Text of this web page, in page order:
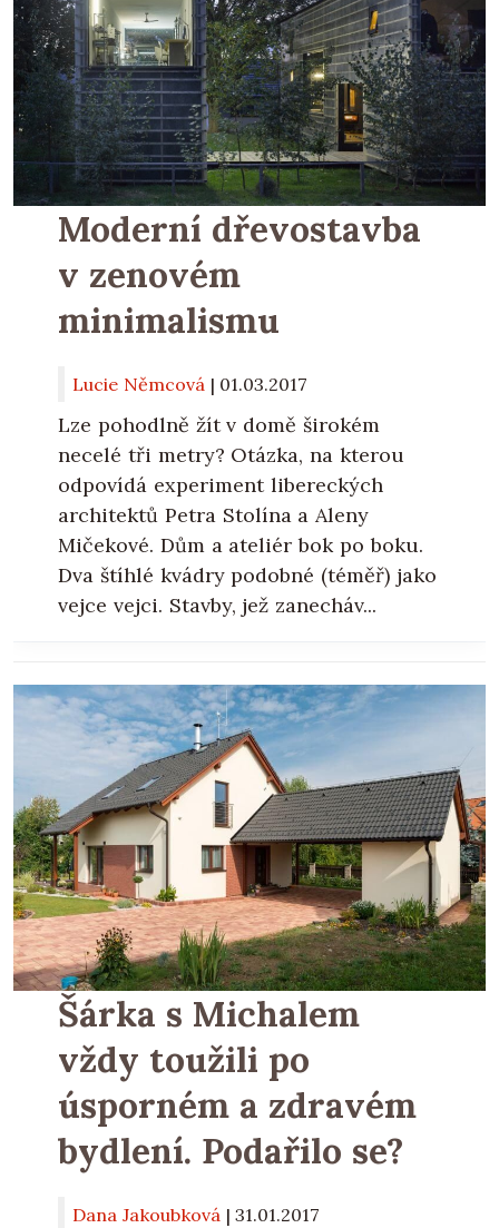
Moderní dřevostavba
v zenovém
minimalismu
Lucie Němcová | 01.03.2017
Lze pohodlně žít v domě širokém
necelé tři metry? Otázka, na kterou
odpovídá experiment libereckých
architektů Petra Stolína a Aleny
Mičekové. Dům a ateliér bok po boku.
Dva štíhlé kvádry podobné (téměř) jako
vejce vejci. Stavby, jež zanecháv...
Šárka s Michalem
vždy toužili po
úsporném a zdravém
bydlení. Podařilo se?
Dana Jakoubková |31.01.2017